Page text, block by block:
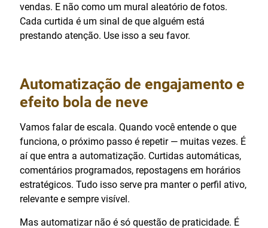
vendas. E não como um mural aleatório de fotos.
Cada curtida é um sinal de que alguém está
prestando atenção. Use isso a seu favor.
Automatização de engajamento e
efeito bola de neve
Vamos falar de escala. Quando você entende o que
funciona, o próximo passo é repetir — muitas vezes. É
aí que entra a automatização. Curtidas automáticas,
comentários programados, repostagens em horários
estratégicos. Tudo isso serve pra manter o perfil ativo,
relevante e sempre visível.
Mas automatizar não é só questão de praticidade. É